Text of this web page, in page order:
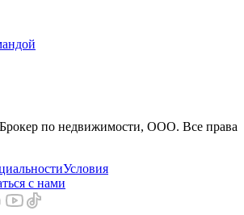
по недвижимости, ООО. Все права
Условия
с нами